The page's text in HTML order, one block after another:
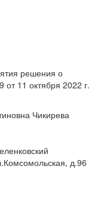
решения о
11 октября 2022 г.
Чикирева
д.96